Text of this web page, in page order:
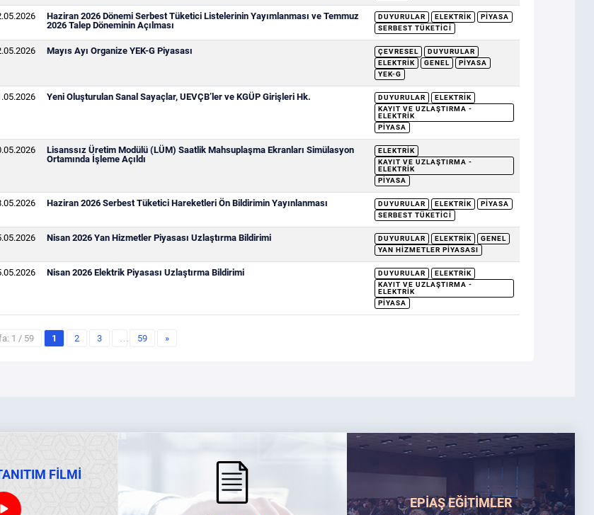
Haziran 2026 Dönemi Serbest Tüketici Listelerinin Yayımlanması ve Temmuz
2026 Talep Döneminin Açılması
DUYURULAR ELEKTRIK
PIYASA
SERBEST TÜKETICI
Mayıs Ayı Organize YEK-G Piyasası ÇEVRESEL
DUYURULAR
ELEKTRIK
GENEL
PIYASA
YEK-G
Yeni Oluşturulan Sanal Sayaçlar, UEVÇB’ler ve KGÜP Girişleri Hk. DUYURULAR
ELEKTRIK
KAYIT VE UZLAŞTIRMA -
ELEKTRIK
PIYASA
Lisanssız Üretim Modülü (LÜM) Saatlik Mahsuplaşma Ekranları Simülasyon
Ortamında İşleme Açıldı
ELEKTRIK
KAYIT VE UZLAŞTIRMA -
ELEKTRIK
PIYASA
Haziran 2026 Serbest Tüketici Hareketleri Ön Bildirimin Yayınlanması DUYURULAR ELEKTRIK
PIYASA
SERBEST TÜKETICI
Nisan 2026 Yan Hizmetler Piyasası Uzlaştırma Bildirimi DUYURULAR ELEKTRIK
GENEL
YAN HIZMETLER PIYASASI
Nisan 2026 Elektrik Piyasası Uzlaştırma Bildirimi DUYURULAR
ELEKTRIK
KAYIT VE UZLAŞTIRMA -
ELEKTRIK
PIYASA
1 / 59 1 2 3 … 59 »
FİLMİ
EPİAŞ EĞİTİMLER